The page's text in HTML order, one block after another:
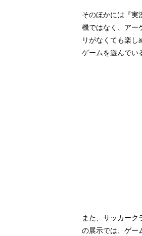
そのほかには『実
機ではなく、アー
リがなくても楽
ゲームを遊んでい
また、サッカーク
の展示では、ゲー